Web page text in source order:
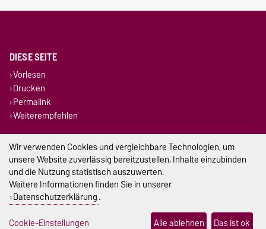
DIESE SEITE
Vorlesen
Drucken
Permalink
Weiterempfehlen
Impressum
Datenschutz
Barrierefreiheit
Cookie-Einstellungen
Wir verwenden Cookies und vergleichbare Technologien, um
unsere Website zuverlässig bereitzustellen, Inhalte einzubinden
und die Nutzung statistisch auszuwerten.
Weitere Informationen finden Sie in unserer
Datenschutzerklärung.
Cookie-Einstellungen
Alle ablehnen Das ist ok